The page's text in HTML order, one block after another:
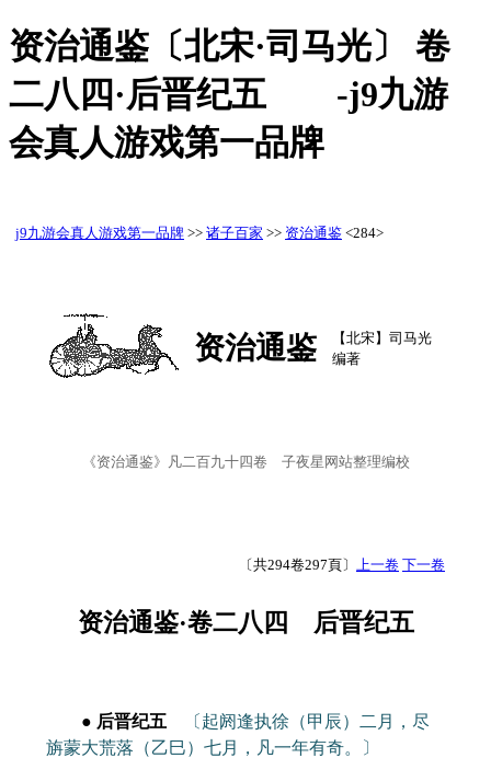
资治通鉴〔北宋·司马光〕 卷
二八四·后晋纪五 -j9九游
会真人游戏第一品牌
j9九游会真人游戏第一品牌 >> 诸子百家 >> 资治通鉴 <284>
资治通鉴
【北宋】司马光
编著
《资治通鉴》凡二百九十四卷 子夜星网站整理编校
〔共294卷297頁〕 上一卷 下一卷
资治通鉴·卷二八四 后晋纪五
● 后晋纪五
〔起阏逢执徐（甲辰）二月，尽
旃蒙大荒落（乙巳）七月，凡一年有奇。〕